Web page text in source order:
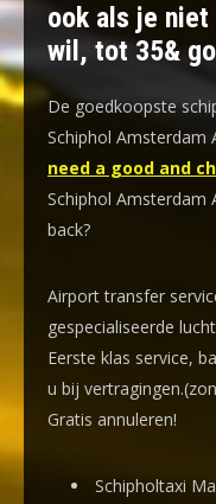
ook als je niet
wil, tot 35&
De goedkoopste
Schiphol Amsterdam
need a good and
Schiphol Amsterdam
back?
Airport transfer
gespecialiseerde
Eerste klas service,
u bij
Gratis annuleren!
Schipholtaxi